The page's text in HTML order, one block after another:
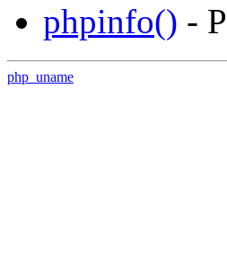
phpinfo() -
php_uname